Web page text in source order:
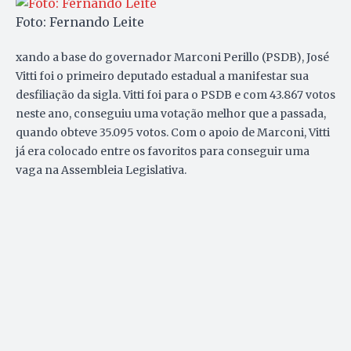
Foto: Fernando Leite
xando a base do governador Marconi Perillo (PSDB), José
Vitti foi o primeiro deputado estadual a manifestar sua
desfiliação da sigla. Vitti foi para o PSDB e com 43.867 votos
neste ano, conseguiu uma votação melhor que a passada,
quando obteve 35.095 votos. Com o apoio de Marconi, Vitti
já era colocado entre os favoritos para conseguir uma
vaga na Assembleia Legislativa.